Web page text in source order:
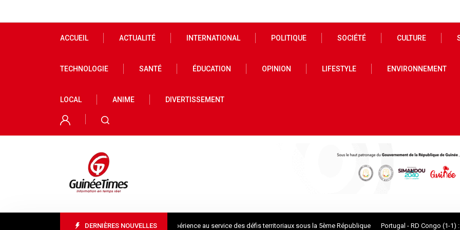
ACCUEIL ACTUALITÉ INTERNATIONAL POLITIQUE SOCIÉTÉ CULTURE
TECHNOLOGIE SANTÉ ÉDUCATION OPINION LIFESTYLE ENVIRONNEMENT
LOCAL ANIME DIVERTISSEMENT
DERNIÈRES NOUVELLES
Mme Camara Djénabou Touré, l’expérience au service des défis territoriaux sous la 5ème République Portugal - RD Congo (1-1) : À